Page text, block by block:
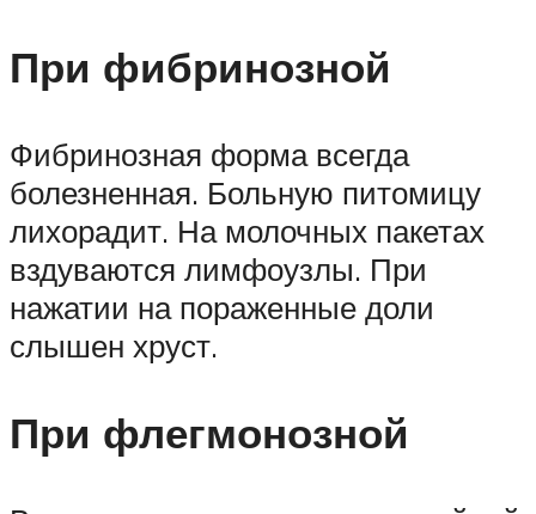
При фибринозной
Фибринозная форма всегда
болезненная. Больную питомицу
лихорадит. На молочных пакетах
вздуваются лимфоузлы. При
нажатии на пораженные доли
слышен хруст.
При флегмонозной